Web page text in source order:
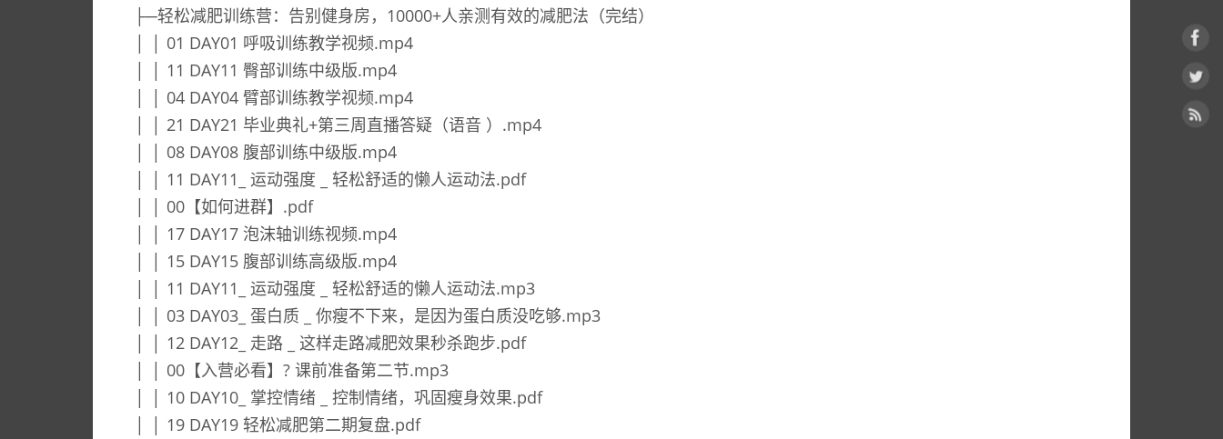
├─轻松减肥训练营：告别健身房，10000+人亲测有效的减肥法（完结）
│ │ 01 DAY01 呼吸训练教学视频.mp4
│ │ 11 DAY11 臀部训练中级版.mp4
│ │ 04 DAY04 臂部训练教学视频.mp4
│ │ 21 DAY21 毕业典礼+第三周直播答疑（语音 ）.mp4
│ │ 08 DAY08 腹部训练中级版.mp4
│ │ 11 DAY11_ 运动强度 _ 轻松舒适的懒人运动法.pdf
│ │ 00【如何进群】.pdf
│ │ 17 DAY17 泡沫轴训练视频.mp4
│ │ 15 DAY15 腹部训练高级版.mp4
│ │ 11 DAY11_ 运动强度 _ 轻松舒适的懒人运动法.mp3
│ │ 03 DAY03_ 蛋白质 _ 你瘦不下来，是因为蛋白质没吃够.mp3
│ │ 12 DAY12_ 走路 _ 这样走路减肥效果秒杀跑步.pdf
│ │ 00【入营必看】? 课前准备第二节.mp3
│ │ 10 DAY10_ 掌控情绪 _ 控制情绪，巩固瘦身效果.pdf
│ │ 19 DAY19 轻松减肥第二期复盘.pdf